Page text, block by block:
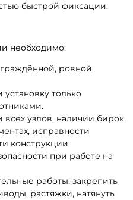
быстрой фиксации.
необходимо:
ровной
только
всех узлов, наличии бирок
исправности
конструкции.
при работе на
работы: закрепить
растяжки, натянуть